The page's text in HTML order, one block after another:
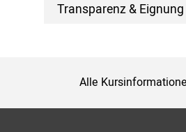
Transparenz & Eignung
Alle